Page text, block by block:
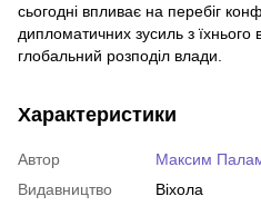
сьогодні впливає на перебіг
дипломатичних зусиль з
глобальний розподіл влади.
Характеристики
Автор
Максим
Видавництво
Віхола